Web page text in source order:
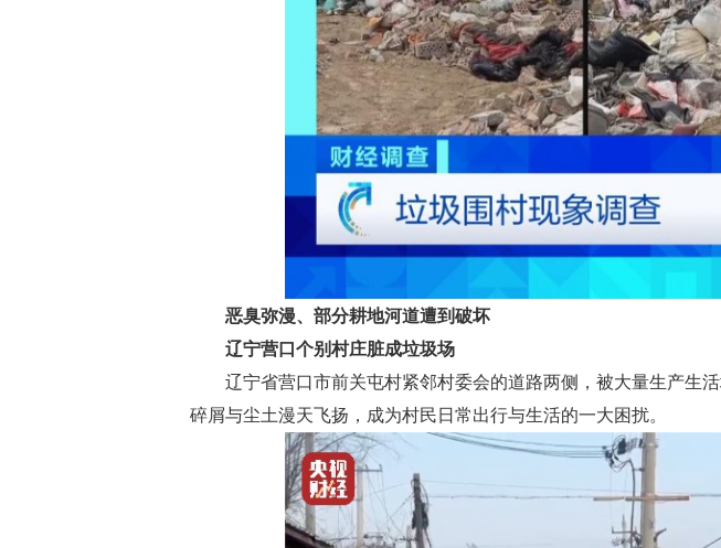
恶臭弥漫、部分耕地河道遭到破坏
辽宁营口个别村庄脏成垃圾场
辽宁省营口市前关屯村紧邻村委会的道路两侧，被大量生产生
碎屑与尘土漫天飞扬，成为村民日常出行与生活的一大困扰。